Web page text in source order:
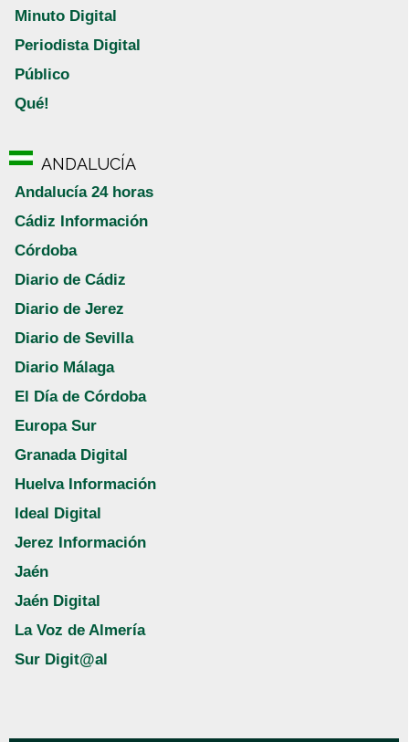
Minuto Digital
Periodista Digital
Público
Qué!
ANDALUCÍA
Andalucía 24 horas
Cádiz Información
Córdoba
Diario de Cádiz
Diario de Jerez
Diario de Sevilla
Diario Málaga
El Día de Córdoba
Europa Sur
Granada Digital
Huelva Información
Ideal Digital
Jerez Información
Jaén
Jaén Digital
La Voz de Almería
Sur Digit@al